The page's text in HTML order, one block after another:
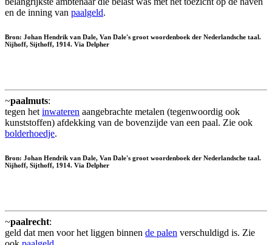
en de inning van paalgeld.
Bron: Johan Hendrik van Dale, Van Dale's groot woordenboek der Nederlandsche taal.
Nijhoff, Sijthoff, 1914. Via Delpher
~paalmuts:
tegen het inwateren aangebrachte metalen (tegenwoordig ook
kunststoffen) afdekking van de bovenzijde van een paal. Zie ook
bolderhoedje.
Bron: Johan Hendrik van Dale, Van Dale's groot woordenboek der Nederlandsche taal.
Nijhoff, Sijthoff, 1914. Via Delpher
~paalrecht:
geld dat men voor het liggen binnen de palen verschuldigd is. Zie